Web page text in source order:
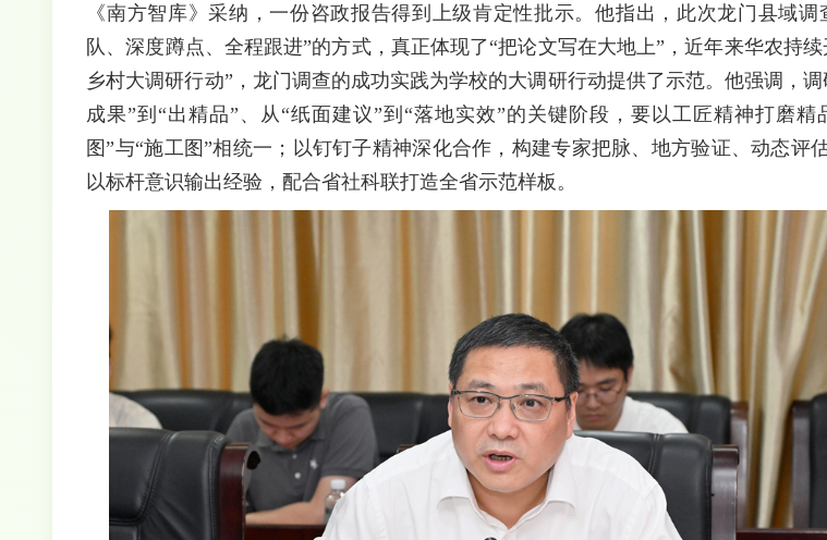
《南方智库》采纳，一份咨政报告得到上级肯定性批示。他指出，此次龙门县域调
队、深度蹲点、全程跟进”的方式，真正体现了“把论文写在大地上”，近年来华农持
乡村大调研行动”，龙门调查的成功实践为学校的大调研行动提供了示范。他强调，调
成果”到“出精品”、从“纸面建议”到“落地实效”的关键阶段，要以工匠精神打磨精
图”与“施工图”相统一；以钉钉子精神深化合作，构建专家把脉、地方验证、动态评
以标杆意识输出经验，配合省社科联打造全省示范样板。